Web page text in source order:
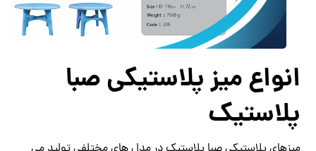
انواع میز پلاستیکی صبا
پلاستیک